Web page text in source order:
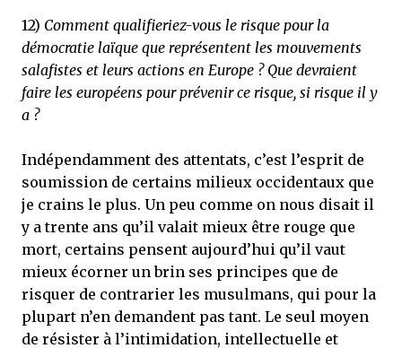
12) Comment qualifieriez-vous le risque pour la
démocratie laïque que représentent les mouvements
salafistes et leurs actions en Europe ? Que devraient
faire les européens pour prévenir ce risque, si risque il y
a ?
Indépendamment des attentats, c’est l’esprit de
soumission de certains milieux occidentaux que
je crains le plus. Un peu comme on nous disait il
y a trente ans qu’il valait mieux être rouge que
mort, certains pensent aujourd’hui qu’il vaut
mieux écorner un brin ses principes que de
risquer de contrarier les musulmans, qui pour la
plupart n’en demandent pas tant. Le seul moyen
de résister à l’intimidation, intellectuelle et